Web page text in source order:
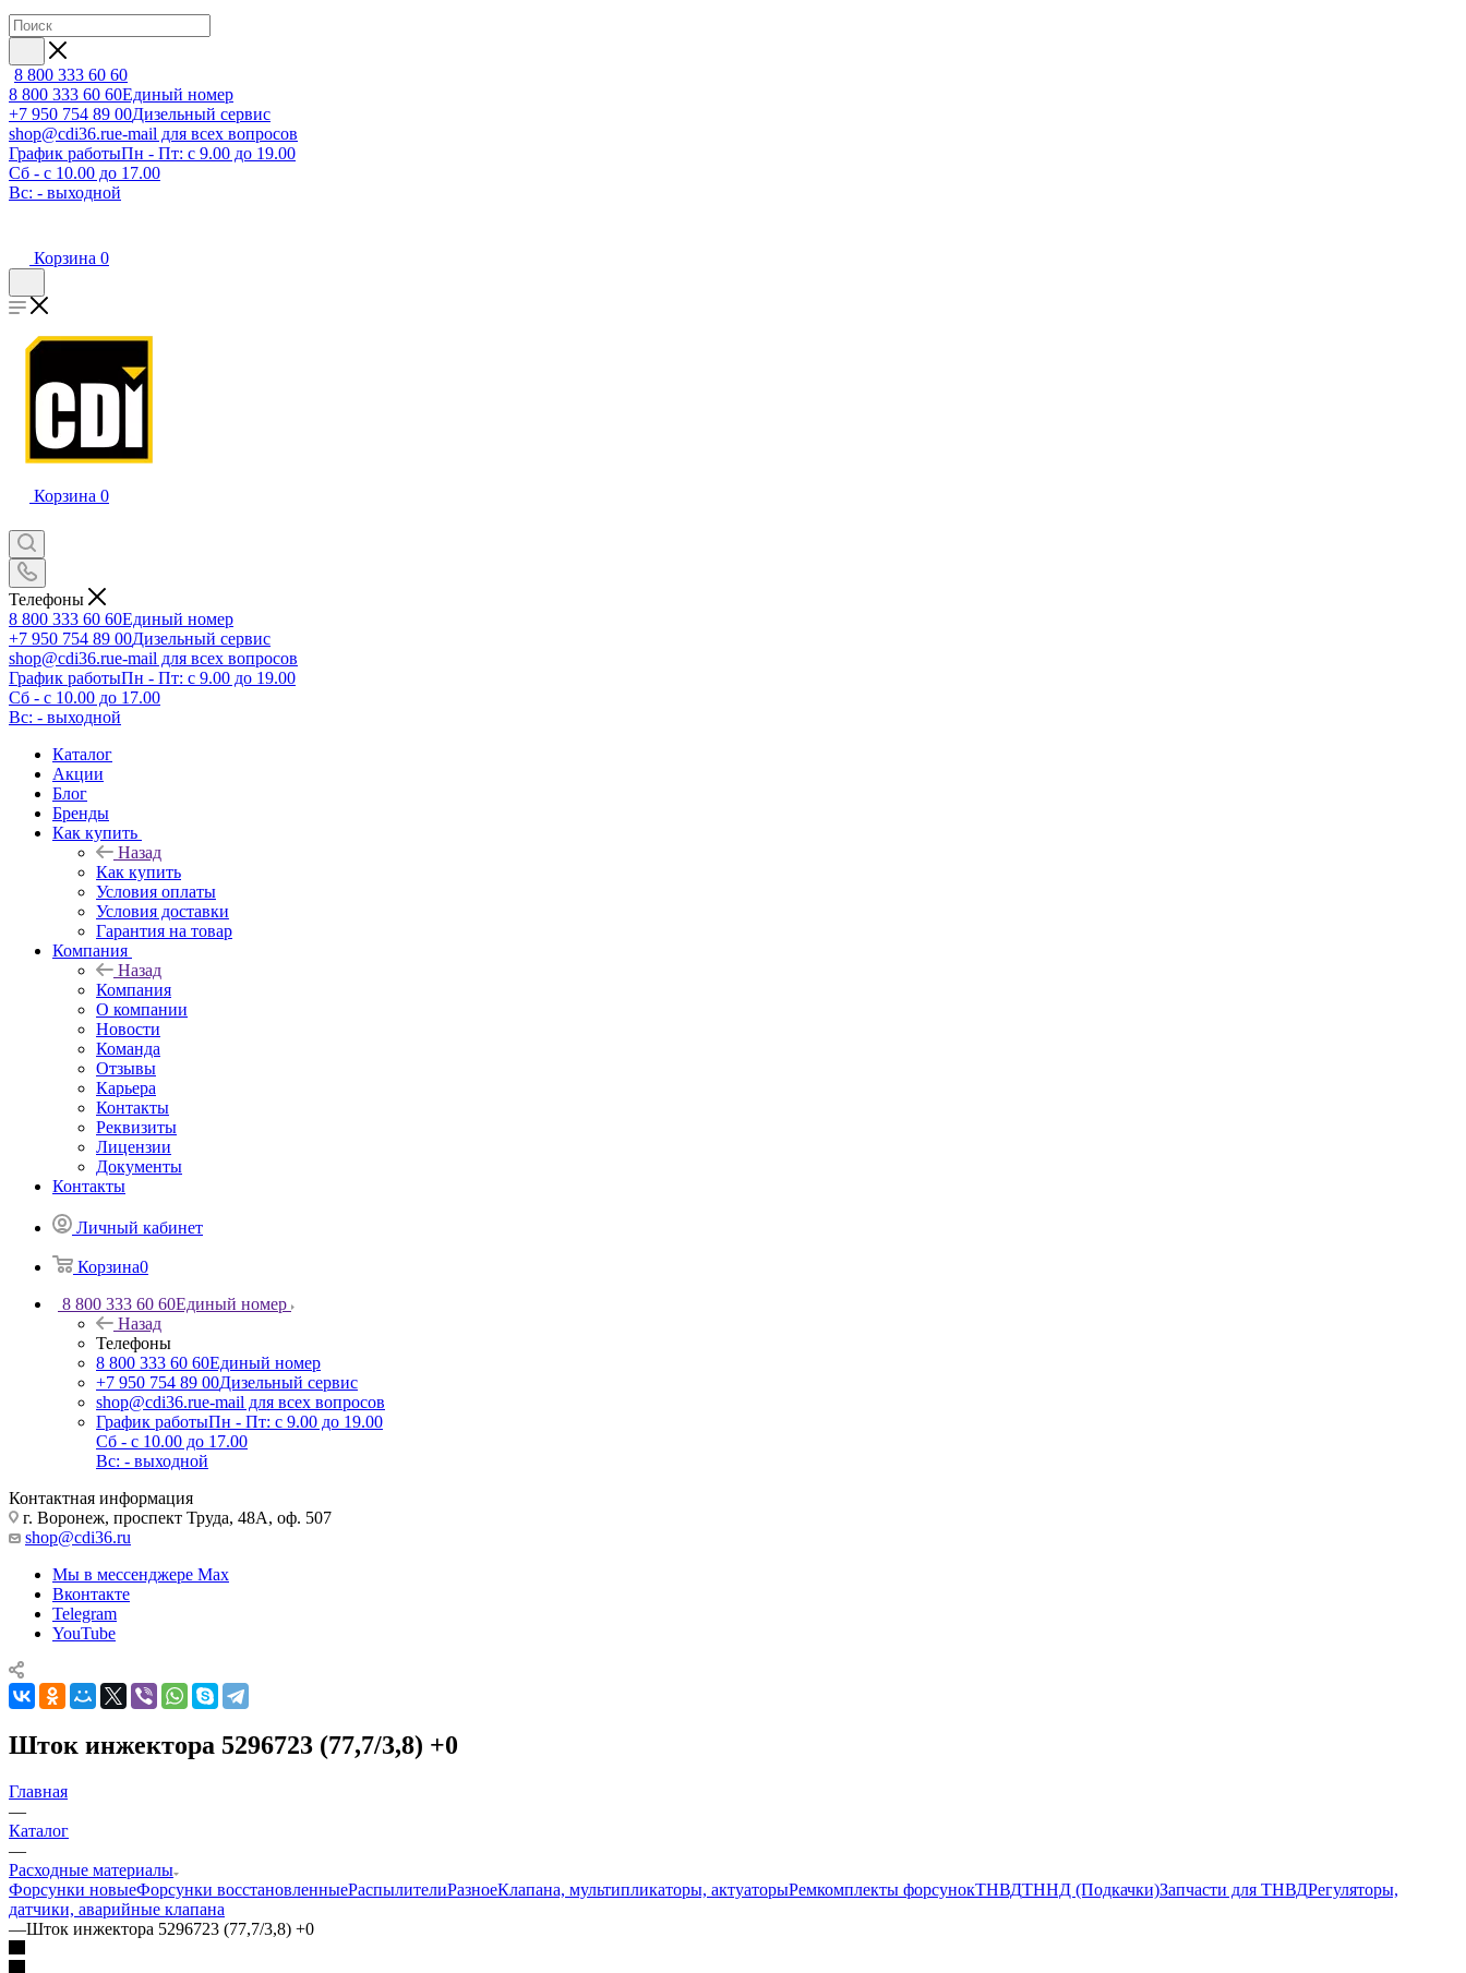
8 800 333 60 60
8 800 333 60 60Единый номер
+7 950 754 89 00Дизельный сервис
shop@cdi36.rue-mail для всех вопросов
График работыПн - Пт: с 9.00 до 19.00
Сб - с 10.00 до 17.00
Вс: - выходной
Корзина 0
Корзина 0
Телефоны
8 800 333 60 60Единый номер
+7 950 754 89 00Дизельный сервис
shop@cdi36.rue-mail для всех вопросов
График работыПн - Пт: с 9.00 до 19.00
Сб - с 10.00 до 17.00
Вс: - выходной
Каталог
Акции
Блог
Бренды
Как купить
Назад
Как купить
Условия оплаты
Условия доставки
Гарантия на товар
Компания
Назад
Компания
О компании
Новости
Команда
Отзывы
Карьера
Контакты
Реквизиты
Лицензии
Документы
Контакты
Личный кабинет
Корзина0
8 800 333 60 60Единый номер
Назад
Телефоны
8 800 333 60 60Единый номер
+7 950 754 89 00Дизельный сервис
shop@cdi36.rue-mail для всех вопросов
График работыПн - Пт: с 9.00 до 19.00
Сб - с 10.00 до 17.00
Вс: - выходной
Контактная информация
г. Воронеж, проспект Труда, 48А, оф. 507
shop@cdi36.ru
Мы в мессенджере Max
Вконтакте
Telegram
YouTube
Шток инжектора 5296723 (77,7/3,8) +0
Главная
—
Каталог
—
Расходные материалы
Форсунки новыеФорсунки восстановленныеРаспылителиРазноеКлапана, мультипликаторы, актуаторыРемкомплекты форсунокТНВДТННД (Подкачки)Запчасти для ТНВДРегуляторы,
датчики, аварийные клапана
—Шток инжектора 5296723 (77,7/3,8) +0